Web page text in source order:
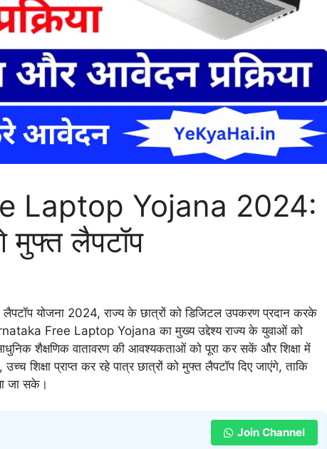
Laptop Yojana 2024:
मुफ्त लैपटॉप
लैपटॉप योजना 2024, राज्य के छात्रों को डिजिटल उपकरण प्रदान करके
Free Laptop Yojana का मुख्य उद्देश्य राज्य के युवाओं को
शैक्षणिक वातावरण की आवश्यकताओं को पूरा कर सकें और शिक्षा में
शिक्षा प्राप्त कर रहे पात्र छात्रों को मुफ्त लैपटॉप दिए जाएंगे, ताकि
जा सके।
Join Channel